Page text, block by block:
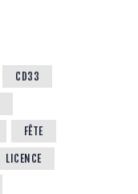
CD33
FÊTE
LICENCE